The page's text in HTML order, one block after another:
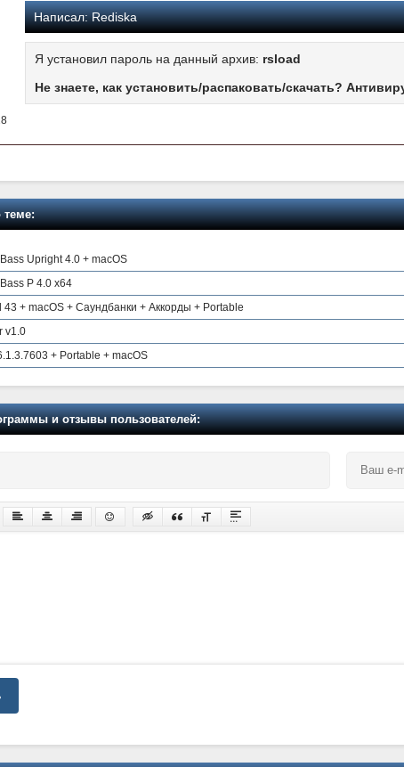
Написал:Rediska
Я установил пароль на данный архив: rsload
Не знаете, как установить/распаковать/скачать?
теме:
Upright 4.0 + macOS
P 4.0 x64
43 + macOS + Саундбанки + Аккорды + Portable
v1.0
+ Portable + macOS
и отзывы пользователей: